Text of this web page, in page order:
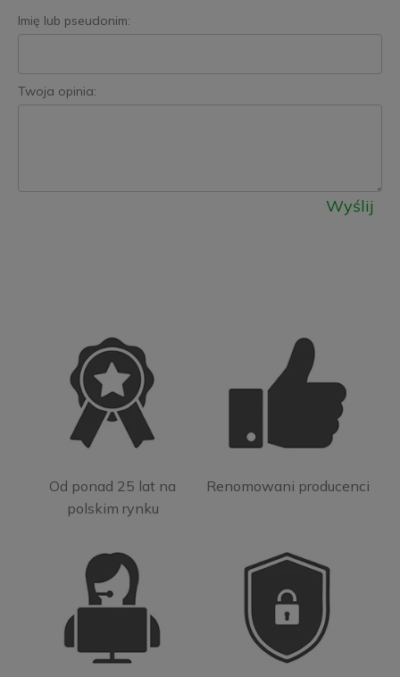
Imię lub pseudonim:
Twoja opinia:
Wyślij
Od ponad 25 lat na
polskim rynku
Renomowani producenci